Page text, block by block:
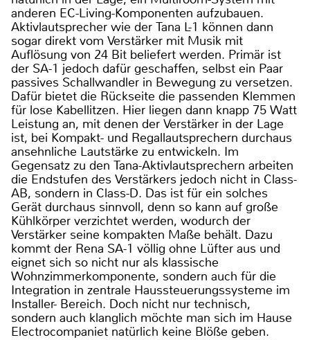
anderen EC-Living-Komponenten aufzubauen.
Aktivlautsprecher wie der Tana L-1 können dann
sogar direkt vom Verstärker mit Musik mit
Auflösung von 24 Bit beliefert werden. Primär ist
der SA-1 jedoch dafür geschaffen, selbst ein Paar
passives Schallwandler in Bewegung zu versetzen.
Dafür bietet die Rückseite die passenden Klemmen
für lose Kabellitzen. Hier liegen dann knapp 75 Watt
Leistung an, mit denen der Verstärker in der Lage
ist, bei Kompakt- und Regallautsprechern durchaus
ansehnliche Lautstärke zu entwickeln. Im
Gegensatz zu den Tana-Aktivlautsprechern arbeiten
die Endstufen des Verstärkers jedoch nicht in Class-
AB, sondern in Class-D. Das ist für ein solches
Gerät durchaus sinnvoll, denn so kann auf große
Kühlkörper verzichtet werden, wodurch der
Verstärker seine kompakten Maße behält. Dazu
kommt der Rena SA-1 völlig ohne Lüfter aus und
eignet sich so nicht nur als klassische
Wohnzimmerkomponente, sondern auch für die
Integration in zentrale Haussteuerungssysteme im
Installer- Bereich. Doch nicht nur technisch,
sondern auch klanglich möchte man sich im Hause
Electrocompaniet natürlich keine Blöße geben.